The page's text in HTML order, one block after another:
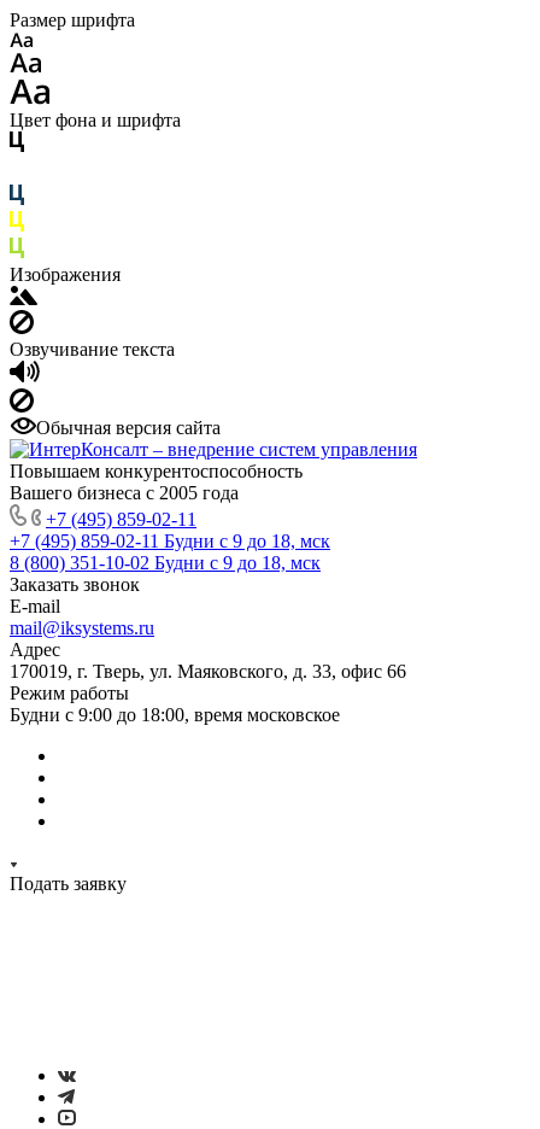
Размер шрифта
Цвет фона и шрифта
Изображения
Озвучивание текста
Обычная версия сайта
Повышаем конкурентоспособность
Вашего бизнеса с 2005 года
+7 (495) 859-02-11
+7 (495) 859-02-11 Будни с 9 до 18, мск
8 (800) 351-10-02 Будни с 9 до 18, мск
Заказать звонок
E-mail
mail@iksystems.ru
Адрес
170019, г. Тверь, ул. Маяковского, д. 33, офис 66
Режим работы
Будни с 9:00 до 18:00, время московское
Подать заявку